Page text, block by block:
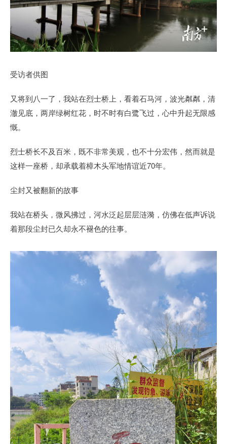
受访者供图
又将到八一了，我站在烈士桥上，看着石马河，波光粼粼，清
澈见底，两岸绿树红花，时不时有白鹭飞过，心中升起无限感
慨。
烈士桥长不及百米，既不非常美观，也不十分宏伟，然而就是
这样一座桥，却承载着樟木头军地情谊近70年。
尘封又被翻新的故事
我站在桥头，微风拂过，河水泛起层层涟漪，仿佛在低声诉说
着那段尘封已久却永不褪色的往事。